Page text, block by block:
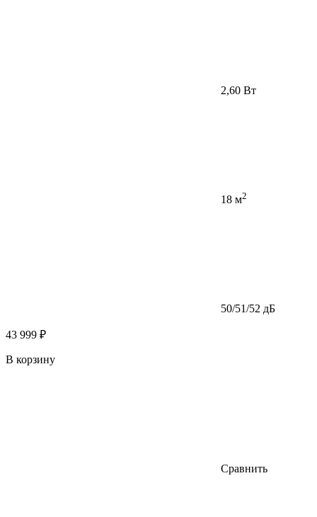
2,60 Вт
18 м2
50/51/52 дБ
43 999 ₽
В корзину
Сравнить